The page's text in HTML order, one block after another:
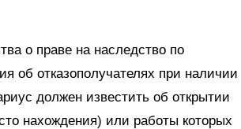
о праве на наследство по
об отказополучателях при наличии
должен известить об открытии
нахождения) или работы которых